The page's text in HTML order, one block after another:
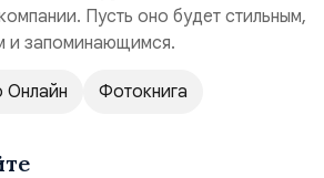
Пусть оно будет стильным,
и запоминающимся.
Онлайн Фотокнига